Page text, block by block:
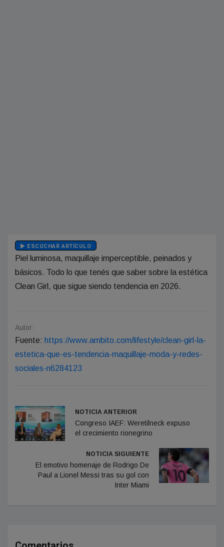
ESCUCHAR ARTÍCULO
Piel luminosa, maquillaje imperceptible, peinados y
básicos. Todo lo que tenés que saber sobre la estética
Clean Girl, que sigue siendo tendencia en 2026.
Autor:
Fuente: https://www.ambito.com/lifestyle/clean-girl-la-
estetica-que-es-tendencia-maquillaje-moda-y-redes-
sociales-n6284123
NOTICIA ANTERIOR
Congreso IAEF: Weretilneck expuso
el crecimiento rionegrino
NOTICIA SIGUIENTE
El emotivo homenaje de Rodrigo De
Paul a Lionel Messi tras su gol con
Inter Miami